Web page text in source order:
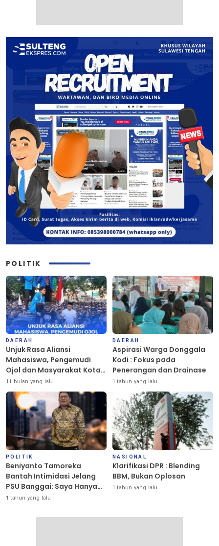
POLITIK
DAERAH
Unjuk Rasa Aliansi
Mahasiswa, Pengemudi
Ojol dan Masyarakat Kota
Palu Berlangsung Damai
11 bulan yang lalu
DAERAH
Aspirasi Warga Donggala
Kodi : Fokus pada
Penerangan dan Drainase
1 tahun yang lalu
POLITIK
Beniyanto Tamoreka
Bantah Intimidasi Jelang
PSU Banggai: Saya Hanya
Ingin Redakan Suasana
1 tahun yang lalu
NASIONAL
Klarifikasi DPR : Blending
BBM, Bukan Oplosan
1 tahun yang lalu